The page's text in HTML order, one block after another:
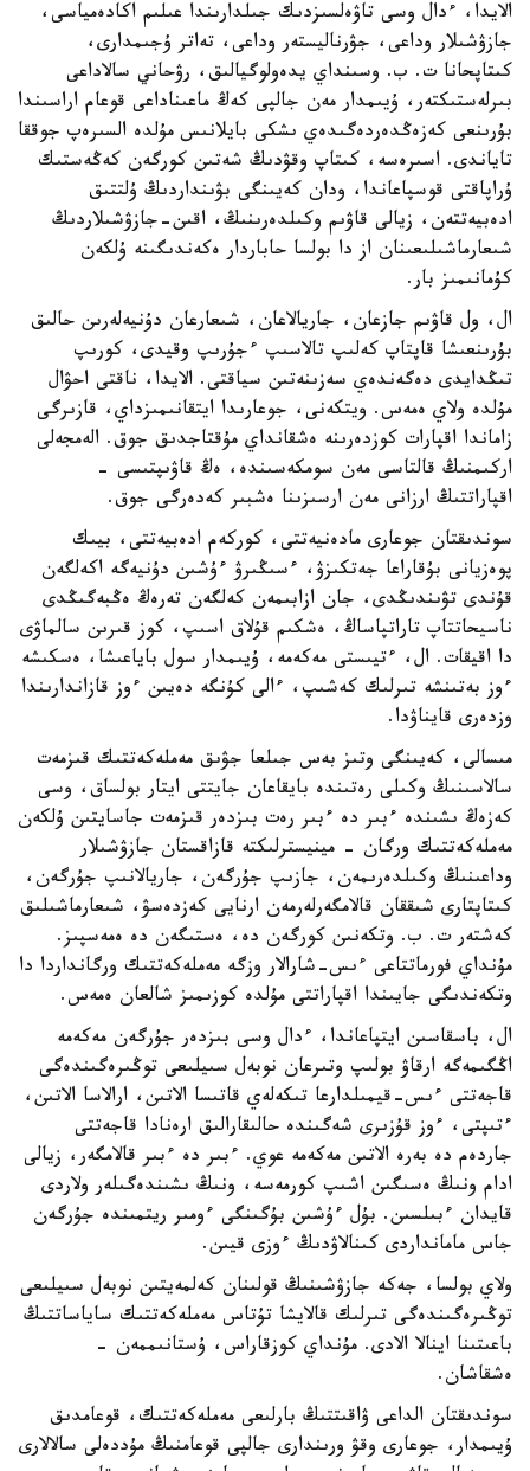
الايدا، ءدال وسى تاۋەلسىزدىك جىلدارىندا عىلىم اكادەمياسى،
جازۋشىلار وداعى، جۋرناليستەر وداعى، تەاتر ۇجىمدارى،
كىتاپحانا ت. ب. وسىنداي يدەولوگيالىق، رۋحاني سالاداعى
بىرلەستىكتەر، ۇيىمدار مەن جالپى كەڭ ماعىناداعى قوعام اراسىندا
بۇرىنعى كەزەڭدەردەگىدەي ىشكى بايلانىس مۇلدە السىرەپ جوققا
تاياندى. اسىرەسە، كىتاپ وقۋدىڭ شەتىن كورگەن كەڭەستىك
ۇراپاقتى قوسپاعاندا، ودان كەيىنگى بۋىنداردىڭ ۇلتتىق
ادەبيەتتەن، زيالى قاۋىم وكىلدەرىنىڭ، اقىن-جازۋشىلاردىڭ
شىعارماشىلىعىنان از دا بولسا حاباردار ەكەندىگىنە ۇلكەن
كۇمانىمىز بار.
ال، ول قاۋىم جازعان، جاريالاعان، شىعارعان دۇنيەلەرىن حالىق
بۇرىنعىشا قاپتاپ كەلىپ تالاسىپ ءجۇرىپ وقيدى، كورىپ
تىڭدايدى دەگەندەي سەزىنەتىن سياقتى. الايدا، ناقتى احۋال
مۇلدە ولاي ەمەس. ويتكەنى، جوعارىدا ايتقانىمىزداي، قازىرگى
زاماندا اقپارات كوزدەرىنە ەشقانداي مۇقتاجدىق جوق. الەمجەلى
اركىمنىڭ قالتاسى مەن سومكەسىندە، ەڭ قاۋىپتىسى -
اقپاراتتىڭ ارزانى مەن ارسىزىنا ەشبىر كەدەرگى جوق.
سوندىقتان جوعارى مادەنيەتتى، كوركەم ادەبيەتتى، بيىك
پوەزيانى بۇقاراعا جەتكىزۋ، ءسىڭىرۋ ءۇشىن دۇنيەگە اكەلگەن
قۇندى تۋىندىڭدى، جان ازابىمەن كەلگەن تەرەڭ ەڭبەگىڭدى
ناسيحاتتاپ تاراتپاساڭ، ەشكىم قۇلاق اسىپ، كوز قىرىن سالماۋى
دا اقيقات. ال، ءتيىستى مەكەمە، ۇيىمدار سول باياعىشا، ەسكىشە
ءوز بەتىنشە تىرلىك كەشىپ، ءالى كۇنگە دەيىن ءوز قازاندارىندا
وزدەرى قايناۋدا.
مىسالى، كەيىنگى وتىز بەس جىلعا جۋىق مەملەكەتتىك قىزمەت
سالاسىنىڭ وكىلى رەتىندە بايقاعان جايتتى ايتار بولساق، وسى
كەزەڭ ىشىندە ءبىر دە ءبىر رەت بىزدەر قىزمەت جاسايتىن ۇلكەن
مەملەكەتتىك ورگان - مينيسترلىكتە قازاقستان جازۋشىلار
وداعىنىڭ وكىلدەرىمەن، جازىپ جۇرگەن، جاريالانىپ جۇرگەن،
كىتاپتارى شىققان قالامگەرلەرمەن ارنايى كەزدەسۋ، شىعارماشىلىق
كەشتەر ت. ب. وتكەنىن كورگەن دە، ەستىگەن دە ەمەسپىز.
مۇنداي فورماتتاعى ءىس-شارالار وزگە مەملەكەتتىك ورگانداردا دا
وتكەندىگى جايىندا اقپاراتتى مۇلدە كوزىمىز شالعان ەمەس.
ال، باسقاسىن ايتپاعاندا، ءدال وسى بىزدەر جۇرگەن مەكەمە
اڭگىمەگە ارقاۋ بولىپ وتىرعان نوبەل سىيلىعى توڭىرەگىندەگى
قاجەتتى ءىس-قيمىلدارعا تىكەلەي قاتىسا الاتىن، ارالاسا الاتىن،
ءتىپتى، ءوز قۇزىرى شەگىندە حالىقارالىق ارەنادا قاجەتتى
جاردەم دە بەرە الاتىن مەكەمە عوي. ءبىر دە ءبىر قالامگەر، زيالى
ادام ونىڭ ەسىگىن اشىپ كورمەسە، ونىڭ ىشىندەگىلەر ولاردى
قايدان ءبىلسىن. بۇل ءۇشىن بۇگىنگى ءومىر ريتمىندە جۇرگەن
جاس مامانداردى كىنالاۋدىڭ ءوزى قيىن.
ولاي بولسا، جەكە جازۋشىنىڭ قولىنان كەلمەيتىن نوبەل سىيلىعى
توڭىرەگىندەگى تىرلىك قالايشا تۇتاس مەملەكەتتىك ساياساتتىڭ
باعىتىنا اينالا الادى. مۇنداي كوزقاراس، ۇستانىممەن -
ەشقاشان.
سوندىقتان الداعى ۋاقىتتىڭ بارلىعى مەملەكەتتىك، قوعامدىق
ۇيىمدار، جوعارى وقۋ ورىندارى جالپى قوعامنىڭ مۇددەلى سالالارى